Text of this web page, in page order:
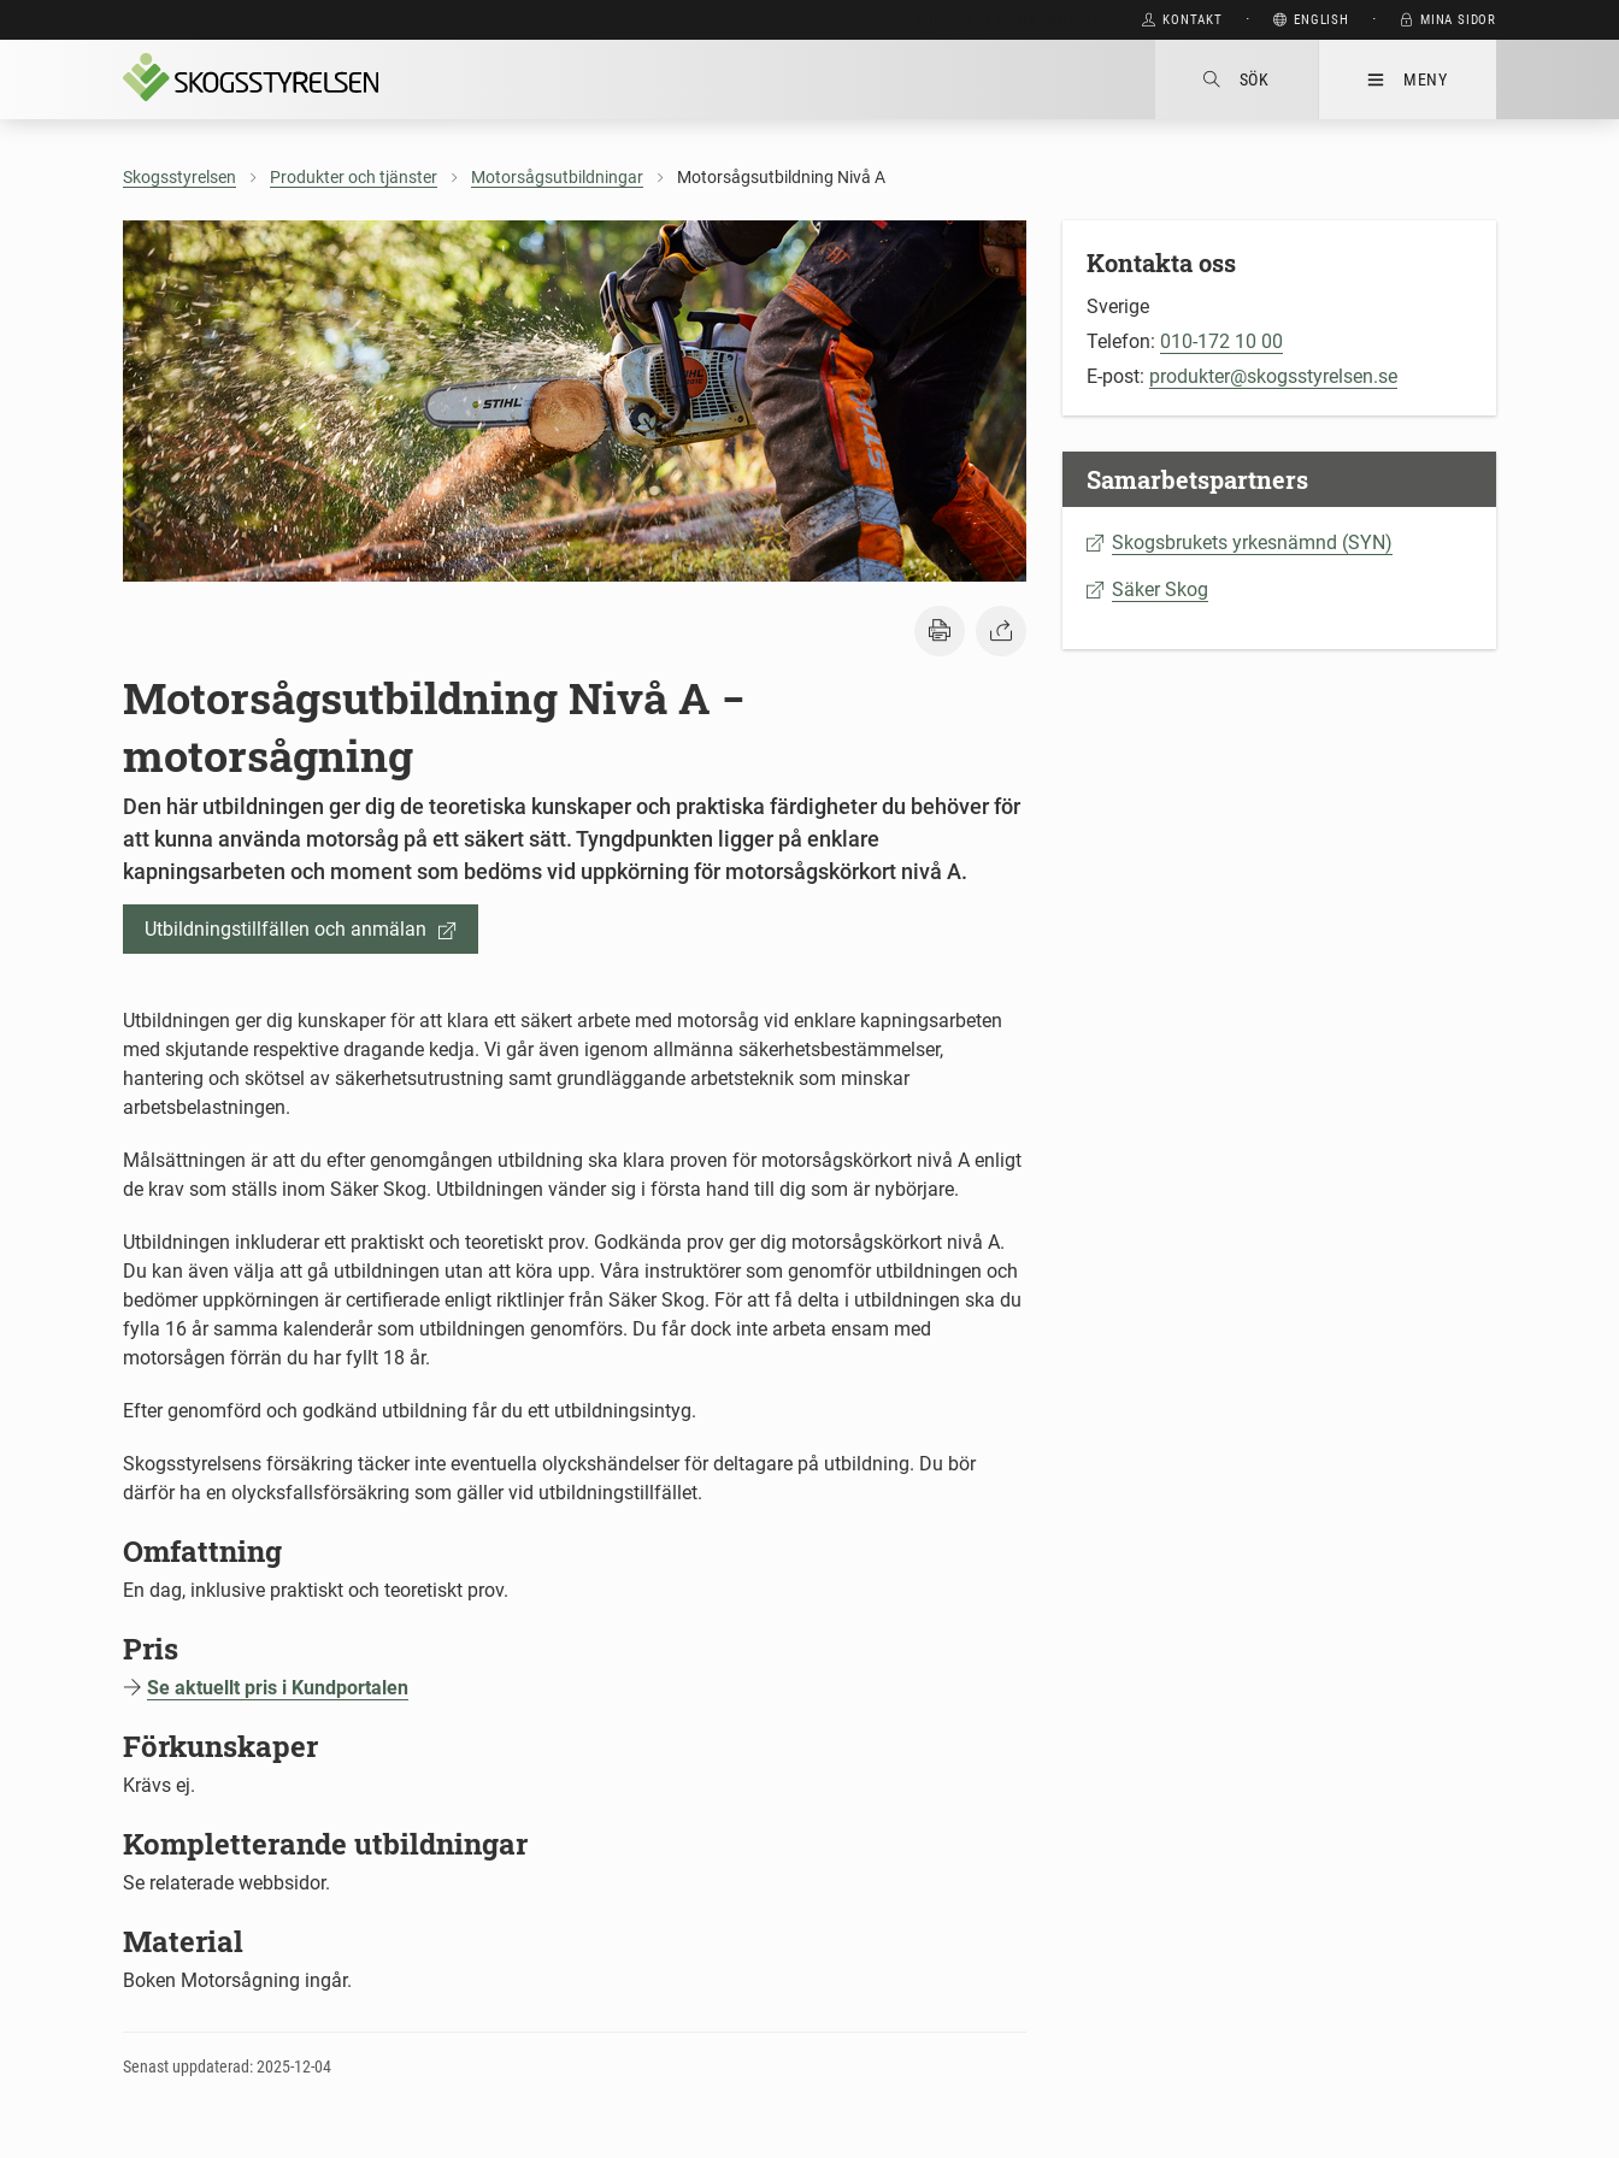
KONTAKT ⋅ ENGLISH ⋅ MINA SIDOR
SÖK MENY
Skogsstyrelsen Produkter och tjänster Motorsågsutbildningar Motorsågsutbildning Nivå A
Motorsågsutbildning Nivå A −
motorsågning
Den här utbildningen ger dig de teoretiska kunskaper och praktiska färdigheter du behöver för
att kunna använda motorsåg på ett säkert sätt. Tyngdpunkten ligger på enklare
kapningsarbeten och moment som bedöms vid uppkörning för motorsågskörkort nivå A.
Utbildningstillfällen och anmälan
Utbildningen ger dig kunskaper för att klara ett säkert arbete med motorsåg vid enklare kapningsarbeten
med skjutande respektive dragande kedja. Vi går även igenom allmänna säkerhetsbestämmelser,
hantering och skötsel av säkerhetsutrustning samt grundläggande arbetsteknik som minskar
arbetsbelastningen.
Målsättningen är att du efter genomgången utbildning ska klara proven för motorsågskörkort nivå A enligt
de krav som ställs inom Säker Skog. Utbildningen vänder sig i första hand till dig som är nybörjare.
Utbildningen inkluderar ett praktiskt och teoretiskt prov. Godkända prov ger dig motorsågskörkort nivå A.
Du kan även välja att gå utbildningen utan att köra upp. Våra instruktörer som genomför utbildningen och
bedömer uppkörningen är certifierade enligt riktlinjer från Säker Skog. För att få delta i utbildningen ska du
fylla 16 år samma kalenderår som utbildningen genomförs. Du får dock inte arbeta ensam med
motorsågen förrän du har fyllt 18 år.
Efter genomförd och godkänd utbildning får du ett utbildningsintyg.
Skogsstyrelsens försäkring täcker inte eventuella olyckshändelser för deltagare på utbildning. Du bör
därför ha en olycksfallsförsäkring som gäller vid utbildningstillfället.
Omfattning
En dag, inklusive praktiskt och teoretiskt prov.
Pris
Se aktuellt pris i Kundportalen
Förkunskaper
Krävs ej.
Kompletterande utbildningar
Se relaterade webbsidor.
Material
Boken Motorsågning ingår.
Senast uppdaterad: 2025-12-04
Kontakta oss
Sverige
Telefon: 010-172 10 00
E-post: produkter@skogsstyrelsen.se
Samarbetspartners
Skogsbrukets yrkesnämnd (SYN)
Säker Skog